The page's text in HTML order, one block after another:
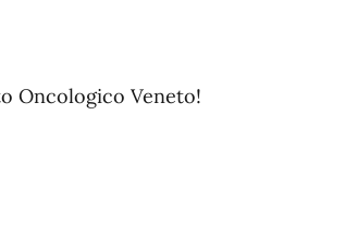
Oncologico Veneto!